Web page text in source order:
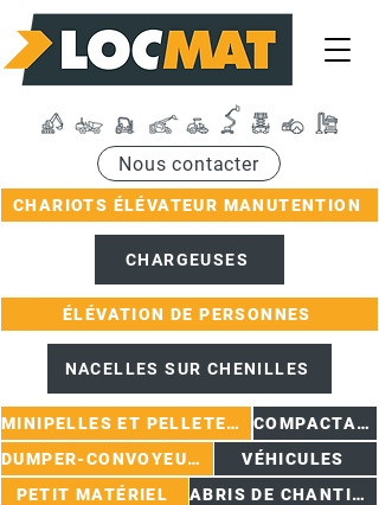
CHARIOTS ÉLÉVATEUR MANUTENTION
ÉLÉVATION DE PERSONNES
MINIPELLES ET PELLETEUSES
COMPACTAGE
DUMPER-CONVOYEURS
VÉHICULES
PETIT MATÉRIEL
ABRIS DE CHANTIER
Nous contacter
NACELLES SUR CHENILLES
CHARGEUSES